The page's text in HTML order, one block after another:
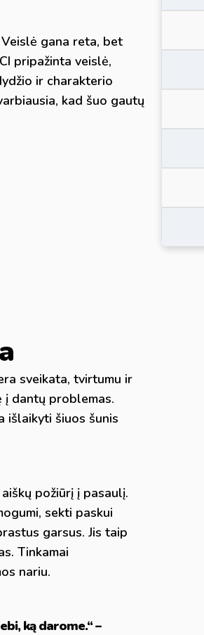
gana reta, bet
pripažinta veislė,
ir charakterio
kad šuo gautų
sveikata, tvirtumu ir
į dantų problemas.
išlaikyti šiuos šunis
požiūrį į pasaulį.
sekti paskui
garsus. Jis taip
Tinkamai
nariu.
ką darome.“ –